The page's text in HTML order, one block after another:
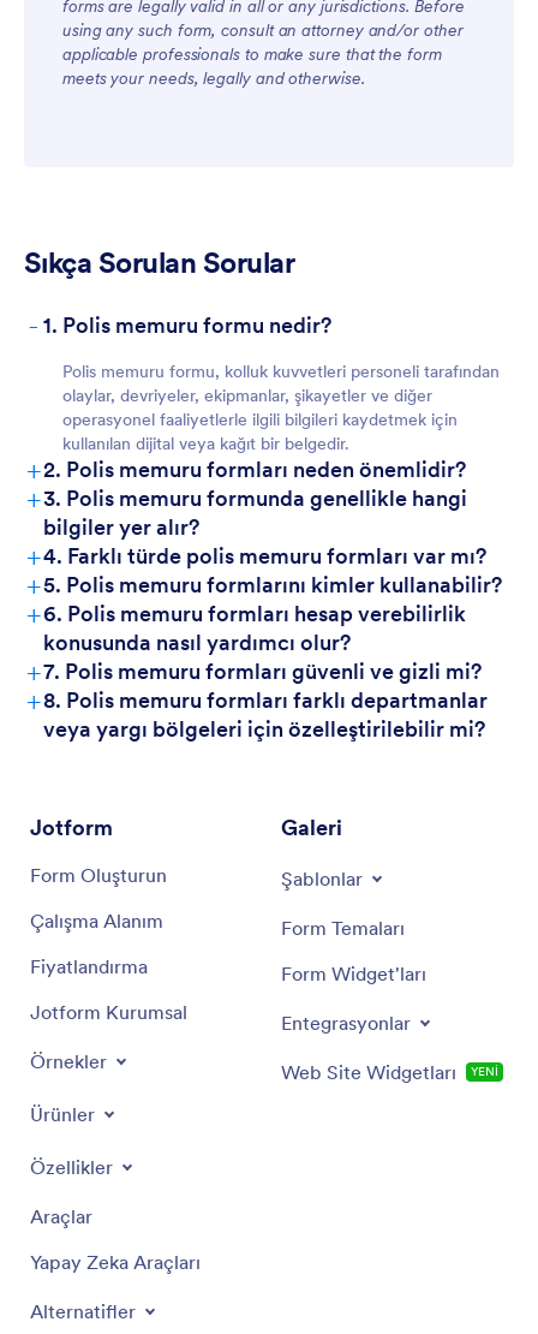
forms are legally valid in all or any jurisdictions. Before
using any such form, consult an attorney and/or other
applicable professionals to make sure that the form
meets your needs, legally and otherwise.
Sıkça Sorulan Sorular
- 1. Polis memuru formu nedir?
Polis memuru formu, kolluk kuvvetleri personeli tarafından
olaylar, devriyeler, ekipmanlar, şikayetler ve diğer
operasyonel faaliyetlerle ilgili bilgileri kaydetmek için
kullanılan dijital veya kağıt bir belgedir.
+2. Polis memuru formları neden önemlidir?
+3. Polis memuru formunda genellikle hangi
bilgiler yer alır?
+4. Farklı türde polis memuru formları var mı?
+5. Polis memuru formlarını kimler kullanabilir?
+6. Polis memuru formları hesap verebilirlik
konusunda nasıl yardımcı olur?
+7. Polis memuru formları güvenli ve gizli mi?
+8. Polis memuru formları farklı departmanlar
veya yargı bölgeleri için özelleştirilebilir mi?
Jotform
Form Oluşturun
Çalışma Alanım
Fiyatlandırma
Jotform Kurumsal
Örnekler
Ürünler
Özellikler
Araçlar
Yapay Zeka Araçları
Alternatifler
Galeri
Şablonlar
Form Temaları
Form Widget'ları
Entegrasyonlar
Web Site Widgetları YENİ